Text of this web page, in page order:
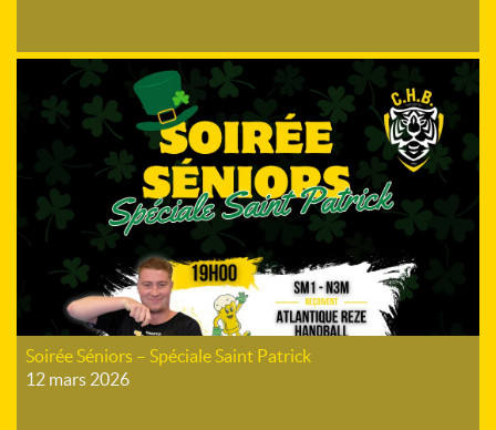
Soirée Séniors – Spéciale Saint Patrick
12 mars 2026